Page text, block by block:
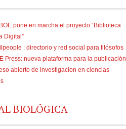
pone en marcha el proyecto “Biblioteca
Digital”
: directorio y red social para filósofos
Press: nueva plataforma para la publicación
abierto de investigacion en ciencias
BIOLÓGICA